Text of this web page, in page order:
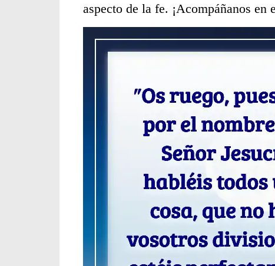
aspecto de la fe. ¡Acompáñanos